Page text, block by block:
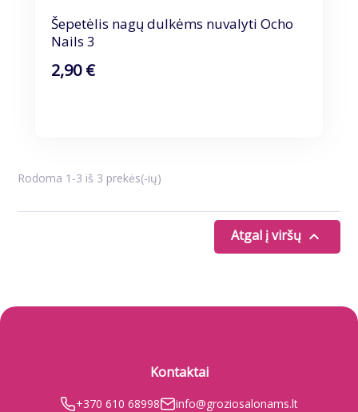
Šepetėlis nagų dulkėms nuvalyti Ocho
Nails 3
2,90 €
Rodoma 1-3 iš 3 prekės(-ių)
Atgal į viršų 
Kontaktai
+370 610 68998
info@groziosalonams.lt